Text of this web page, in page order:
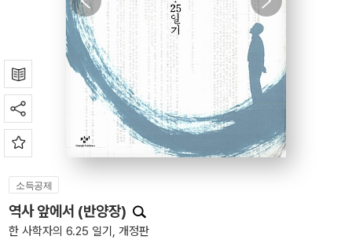
소득공제
역사 앞에서 (반양장)
한 사학자의 6.25 일기, 개정판